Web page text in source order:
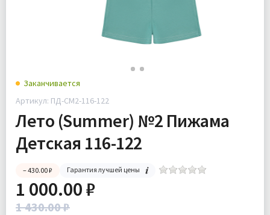
Заканчивается
Артикул: ПД-СМ2-116-122
Лето (Summer) №2 Пижама
Детская 116-122
– 430.00 ₽ Гарантия лучшей цены
1 000.00 ₽
1 430.00 ₽